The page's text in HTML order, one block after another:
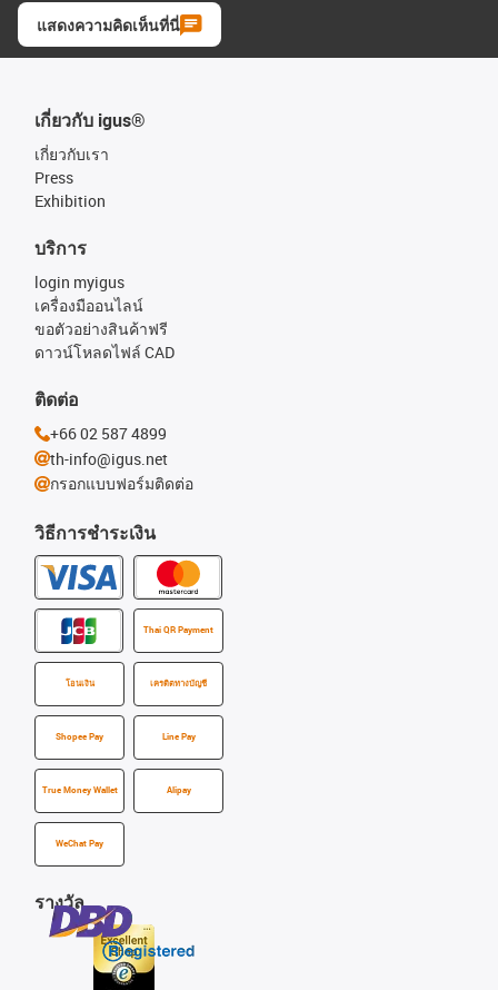
แสดงความคิดเห็นที่นี่
เกี่ยวกับ igus®
เกี่ยวกับเรา
Press
Exhibition
วิธีการชำระเงิน
Thai QR Payment
โอนเงิน เครดิตทางบัญชี
Shopee Pay Line Pay
True Money Wallet Alipay
WeChat Pay
บริการ
login myigus
เครื่องมืออนไลน์
ขอตัวอย่างสินค้าฟรี
ดาวน์โหลดไฟล์ CAD
รางวัล
ติดต่อ
+66 02 587 4899
th-info@igus.net
กรอกแบบฟอร์มติดต่อ